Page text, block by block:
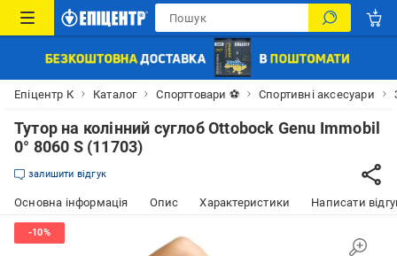
Епіцентр К Каталог Спорттовари ⚽ Спортивні аксесуари
Тутор на колінний суглоб Ottobock Genu Immobil
0° 8060 S (11703)
залишити відгук
Основна інформація Опис Характеристики Написати